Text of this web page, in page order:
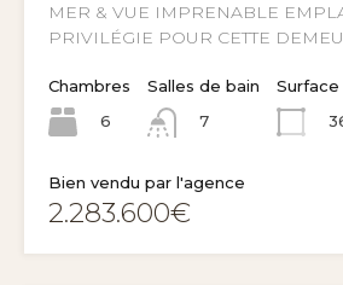
MER & VUE IMPRENABLE
PRIVILÉGIE POUR CETTE
Chambres
6
Salles de bain
7
Surface
Bien vendu par l'agence
2.283.600€